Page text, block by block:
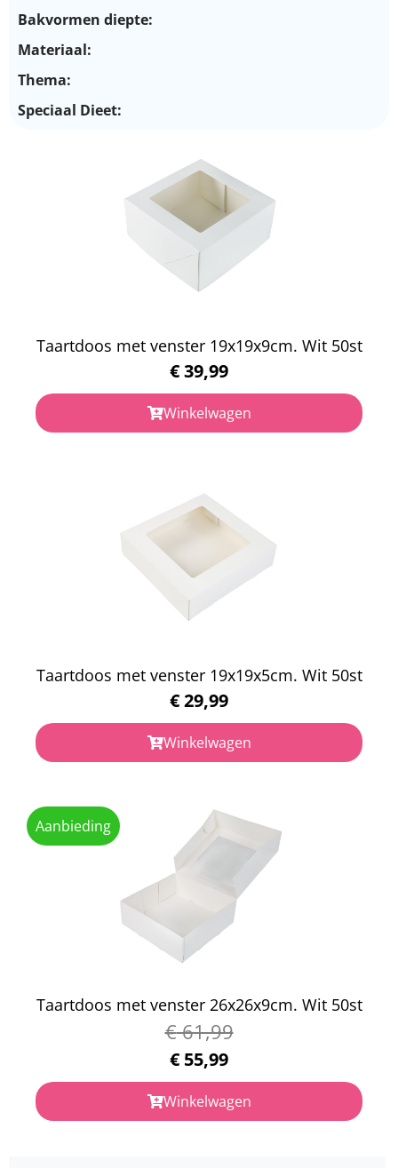
Bakvormen diepte:
Materiaal:
Thema:
Speciaal Dieet:
Taartdoos met venster 19x19x9cm. Wit 50st
€39,99
Winkelwagen
Taartdoos met venster 19x19x5cm. Wit 50st
€29,99
Winkelwagen
Aanbieding
Taartdoos met venster 26x26x9cm. Wit 50st
€61,99
€ 55,99
Winkelwagen